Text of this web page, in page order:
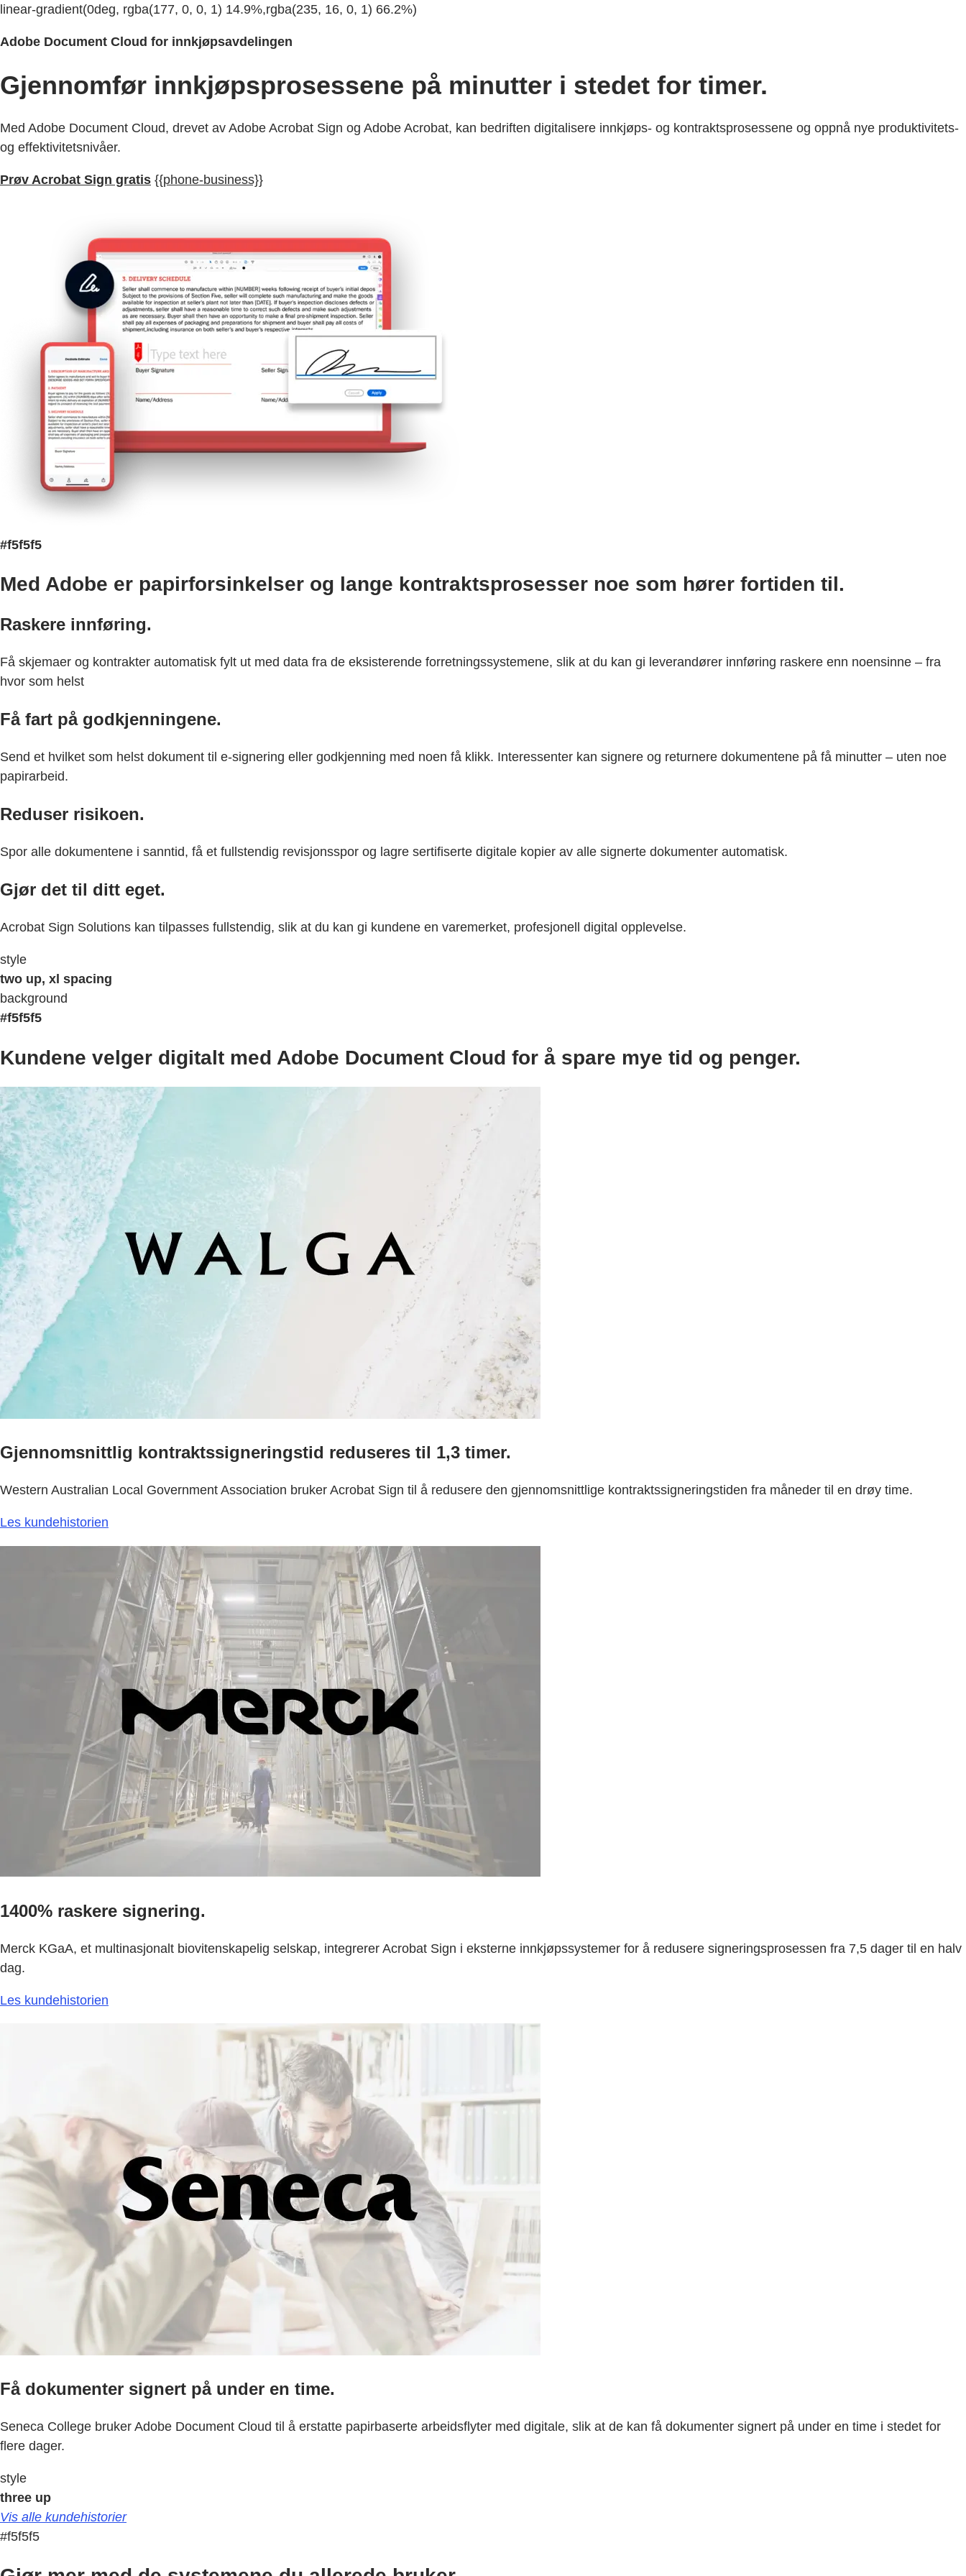
linear-gradient(0deg, rgba(177, 0, 0, 1) 14.9%,rgba(235, 16, 0, 1) 66.2%)
Adobe Document Cloud for innkjøpsavdelingen
Gjennomfør innkjøpsprosessene på minutter i stedet for timer.
Med Adobe Document Cloud, drevet av Adobe Acrobat Sign og Adobe Acrobat, kan bedriften digitalisere innkjøps- og kontraktsprosessene og oppnå nye produktivitets-
og effektivitetsnivåer.
Prøv Acrobat Sign gratis {{phone-business}}
#f5f5f5
Med Adobe er papirforsinkelser og lange kontraktsprosesser noe som hører fortiden til.
Raskere innføring.
Få skjemaer og kontrakter automatisk fylt ut med data fra de eksisterende forretningssystemene, slik at du kan gi leverandører innføring raskere enn noensinne – fra
hvor som helst
Få fart på godkjenningene.
Send et hvilket som helst dokument til e-signering eller godkjenning med noen få klikk. Interessenter kan signere og returnere dokumentene på få minutter – uten noe
papirarbeid.
Reduser risikoen.
Spor alle dokumentene i sanntid, få et fullstendig revisjonsspor og lagre sertifiserte digitale kopier av alle signerte dokumenter automatisk.
Gjør det til ditt eget.
Acrobat Sign Solutions kan tilpasses fullstendig, slik at du kan gi kundene en varemerket, profesjonell digital opplevelse.
style
two up, xl spacing
background
#f5f5f5
Kundene velger digitalt med Adobe Document Cloud for å spare mye tid og penger.
Gjennomsnittlig kontraktssigneringstid reduseres til 1,3 timer.
Western Australian Local Government Association bruker Acrobat Sign til å redusere den gjennomsnittlige kontraktssigneringstiden fra måneder til en drøy time.
Les kundehistorien
1400% raskere signering.
Merck KGaA, et multinasjonalt biovitenskapelig selskap, integrerer Acrobat Sign i eksterne innkjøpssystemer for å redusere signeringsprosessen fra 7,5 dager til en halv
dag.
Les kundehistorien
Få dokumenter signert på under en time.
Seneca College bruker Adobe Document Cloud til å erstatte papirbaserte arbeidsflyter med digitale, slik at de kan få dokumenter signert på under en time i stedet for
flere dager.
style
three up
Vis alle kundehistorier
#f5f5f5